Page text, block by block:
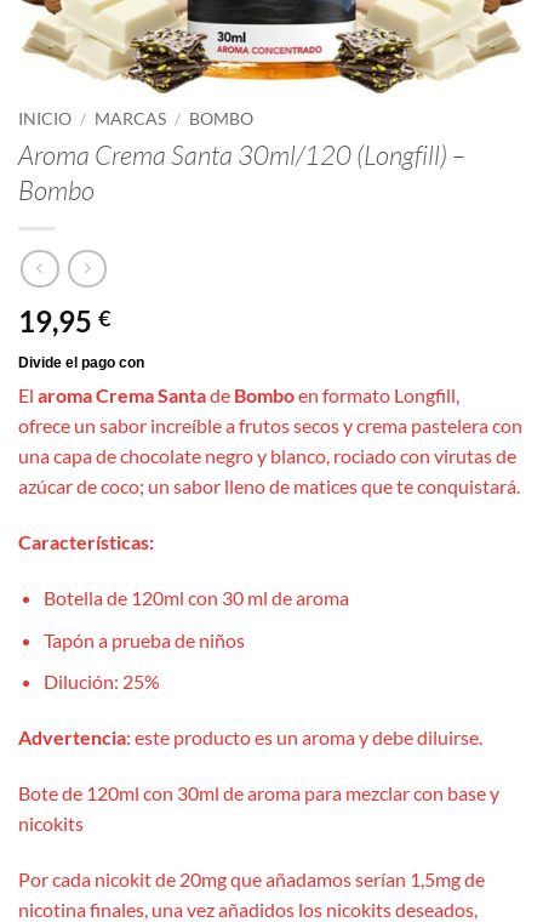
INICIO / MARCAS / BOMBO
Aroma Crema Santa 30ml/120 (Longfill) –
Bombo
19,95 €
El aroma Crema Santade Bomboen formato Longfill,
ofrece un sabor increíble a frutos secos y crema pastelera con
una capa de chocolate negro y blanco, rociado con virutas de
azúcar de coco; un sabor lleno de matices que te conquistará.
Características:
Botella de 120ml con 30 ml de aroma
Tapón a prueba de niños
Dilución: 25%
Advertencia: este producto es un aroma y debe diluirse.
Bote de 120ml con 30ml de aroma para mezclar con base y
nicokits
Por cada nicokit de 20mg que añadamos serían 1,5mg de
nicotina finales, una vez añadidos los nicokits deseados,